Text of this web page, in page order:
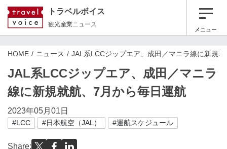
トラベルボイス
観光産業ニュース
メニュー
HOME ニュース JAL系LCCジップエア、成田／マニラ線に新規
JAL系LCCジップエア、成田／マニラ
線に新規就航、7月から毎日運航
2023年05月01日
#LCC #日本航空（JAL） #運航スケジュール
Share: